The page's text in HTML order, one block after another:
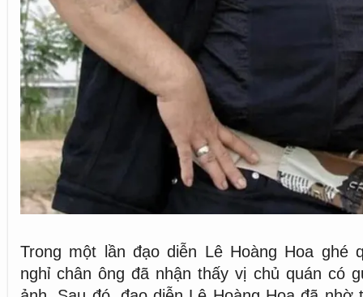
Trong một lần đạo diễn Lê Hoàng Hoa ghé
nghỉ chân ông đã nhận thấy vị chủ quán có